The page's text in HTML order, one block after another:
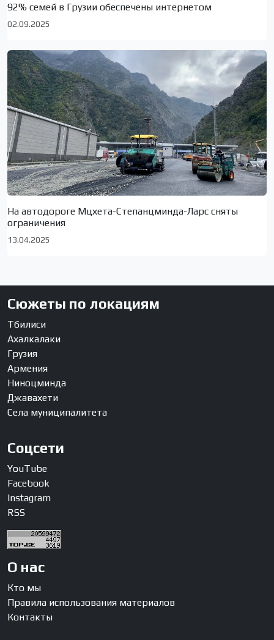
92% семей в Грузии обеспечены интернетом
02.09.2025
На автодороге Мцхета-Степанцминда-Ларс сняты
ограничения
13.04.2025
Сюжеты по локациям
Тбилиси
Ахалкалаки
Грузия
Армения
Ниноцминда
Джавахети
Села муниципалитета
Соцсети
YouTube
Facebook
Instagram
RSS
О нас
Кто мы
Правила использования материалов
Контакты